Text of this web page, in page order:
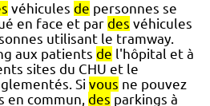
véhicules de personnes se
en face et par des véhicules
utilisant le tramway.
aux patients de l'hôpital et à
sites du CHU et le
Si vous ne pouvez
en commun, des parkings à